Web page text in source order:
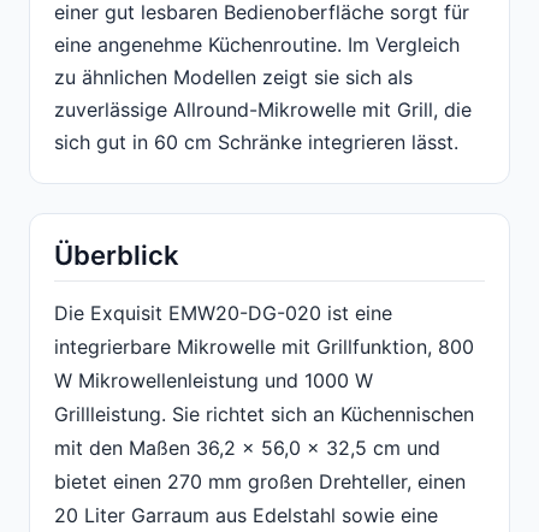
einer gut lesbaren Bedienoberfläche sorgt für
eine angenehme Küchenroutine. Im Vergleich
zu ähnlichen Modellen zeigt sie sich als
zuverlässige Allround-Mikrowelle mit Grill, die
sich gut in 60 cm Schränke integrieren lässt.
Überblick
Die Exquisit EMW20-DG-020 ist eine
integrierbare Mikrowelle mit Grillfunktion, 800
W Mikrowellenleistung und 1000 W
Grillleistung. Sie richtet sich an Küchennischen
mit den Maßen 36,2 x 56,0 x 32,5 cm und
bietet einen 270 mm großen Drehteller, einen
20 Liter Garraum aus Edelstahl sowie eine